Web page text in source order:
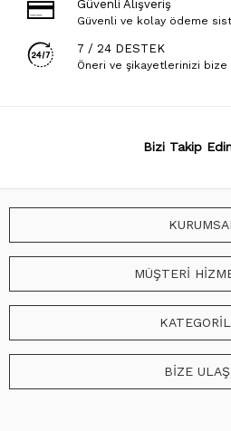
Güvenli Alışveriş
Güvenli ve kolay ödeme
7 / 24 DESTEK
Öneri ve şikayetlerinizi
Bizi Takip
KURUMSAL
MÜŞTERİ
BİZE